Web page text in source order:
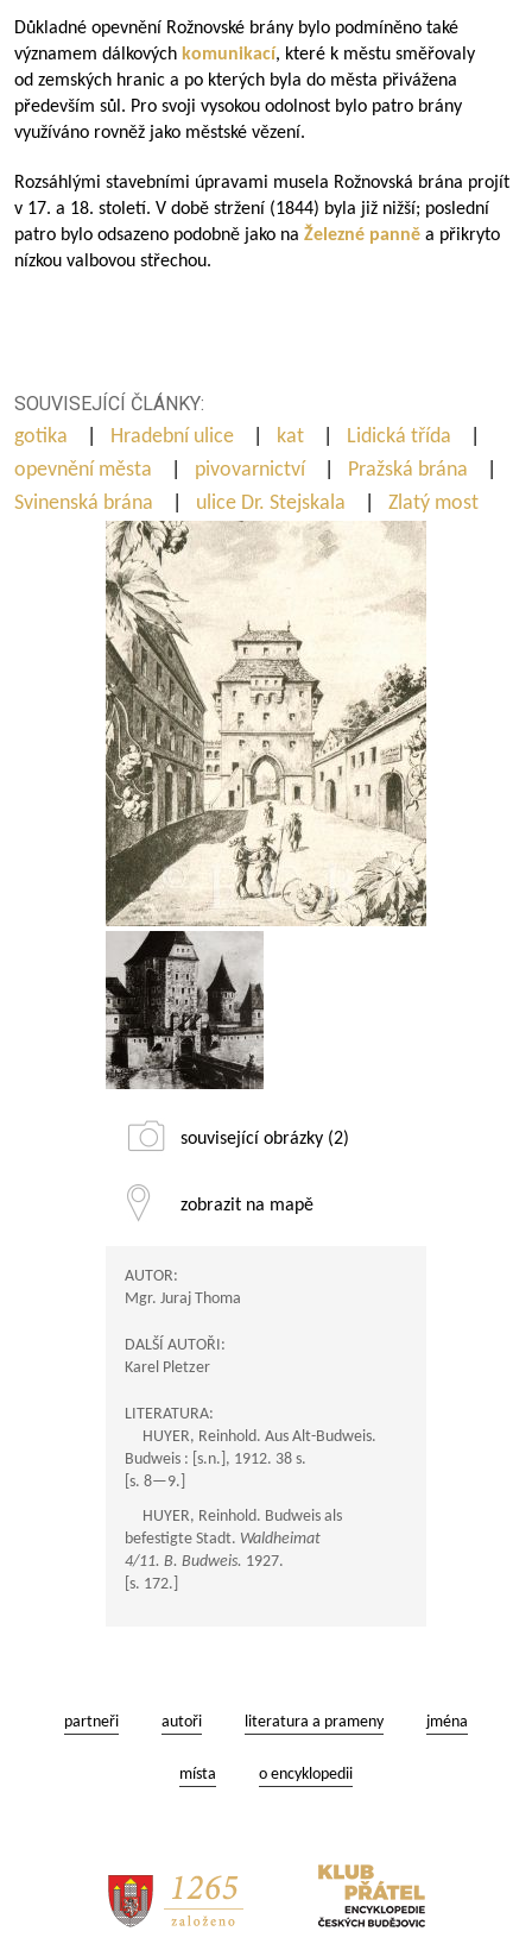
Důkladné opevnění Rožnovské brány bylo podmíněno také
významem dálkových komunikací, které k městu směřovaly
od zemských hranic a po kterých byla do města přivážena
především sůl. Pro svoji vysokou odolnost bylo patro brány
využíváno rovněž jako městské vězení.
Rozsáhlými stavebními úpravami musela Rožnovská brána projít
v 17. a 18. století. V době stržení (1844) byla již nižší; poslední
patro bylo odsazeno podobně jako na Železné panně a přikryto
nízkou valbovou střechou.
SOUVISEJÍCÍ ČLÁNKY:
gotika
Hradební ulice kat Lidická třída
opevnění města
pivovarnictví Pražská brána
Svinenská brána
ulice Dr. Stejskala Zlatý most
související obrázky (2)
zobrazit na mapě
AUTOR:
Mgr. Juraj Thoma
DALŠÍ AUTOŘI:
Karel Pletzer
LITERATURA:
HUYER, Reinhold. Aus Alt-Budweis.
Budweis : [s.n.], 1912. 38 s.
[s. 8—9.]
HUYER, Reinhold. Budweis als
befestigte Stadt. Waldheimat
4/11. B. Budweis. 1927.
[s. 172.]
partneři autoři literatura a prameny jména
místa o encyklopedii